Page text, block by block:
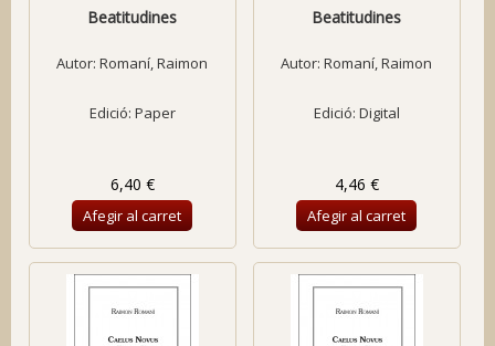
Beatitudines
Autor:Romaní, Raimon
Edició: Paper
6,40 €
Afegir al carret
Beatitudines
Autor:Romaní, Raimon
Edició: Digital
4,46 €
Afegir al carret